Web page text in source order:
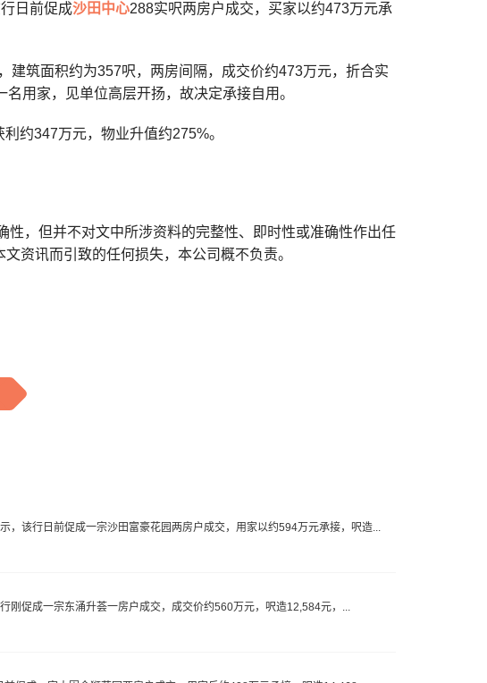
日前促成沙田中心288实呎两房户成交，买家以约473万元承
建筑面积约为357呎，两房间隔，成交价约473万元，折合实
用家，见单位高层开扬，故决定承接自用。
约347万元，物业升值约275%。
，但并不对文中所涉资料的完整性、即时性或准确性作出任
资讯而引致的任何损失，本公司概不负责。
，该行日前促成一宗沙田富豪花园两房户成交，用家以约594万元承接，呎造...
刚促成一宗东涌升荟一房户成交，成交价约560万元，呎造12,584元，...